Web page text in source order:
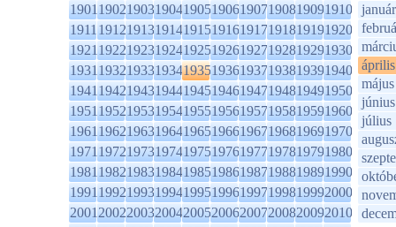
1901190219031904190519061907190819091910
1911191219131914191519161917191819191920
1921192219231924192519261927192819291930
1931193219331934193519361937193819391940
1941194219431944194519461947194819491950
1951195219531954195519561957195819591960
1961196219631964196519661967196819691970
1971197219731974197519761977197819791980
1981198219831984198519861987198819891990
1991199219931994199519961997199819992000
2001200220032004200520062007200820092010
január
április
május
június
július